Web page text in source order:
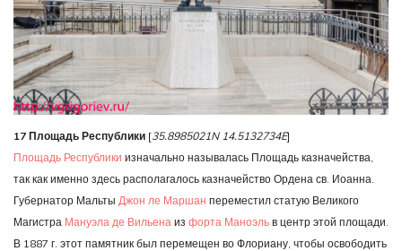
17 Площадь Республики [35.8985021N 14.5132734E]
Площадь Республики изначально называлась Площадь казначейства,
так как именно здесь располагалось казначейство Ордена св. Иоанна.
Губернатор Мальты Джон ле Маршан переместил статую Великого
Магистра Мануэла де Вильена из форта Маноэль в центр этой площади.
В 1887 г. этот памятник был перемещен во Флориану, чтобы освободить